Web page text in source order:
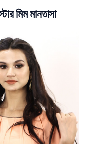
মিম মানতাসা